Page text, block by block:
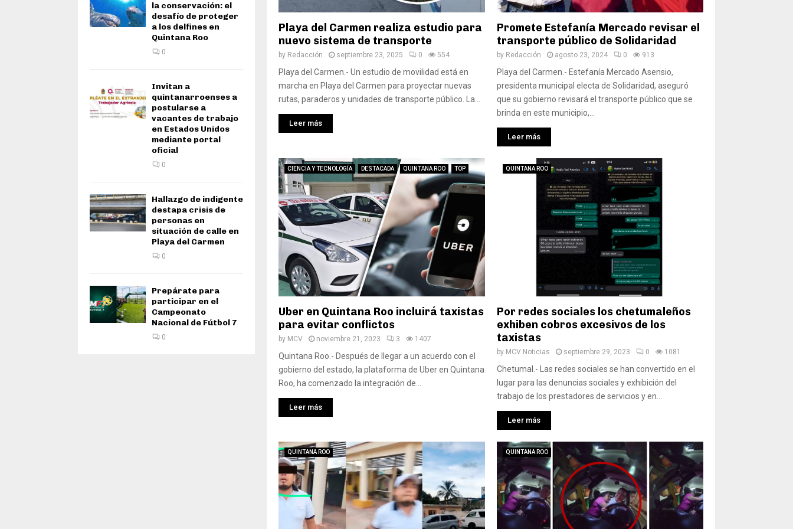
Playa del Carmen realiza estudio para
nuevo sistema de transporte
by Redacción septiembre 23, 2025 0 554
Playa del Carmen.- Un estudio de movilidad está en
marcha en Playa del Carmen para proyectar nuevas
rutas, paraderos y unidades de transporte público. La...
Leer más
Promete Estefanía Mercado revisar el
transporte público de Solidaridad
by Redacción agosto 23, 2024 0 913
Playa del Carmen.- Estefanía Mercado Asensio,
presidenta municipal electa de Solidaridad, aseguró
que su gobierno revisará el transporte público que se
brinda en este municipio,...
Leer más
CIENCIA Y TECNOLOGÍA DESTACADA QUINTANA ROO TOP
Uber en Quintana Roo incluirá taxistas
para evitar conflictos
by MCV noviembre 21, 2023 3 1407
Quintana Roo.- Después de llegar a un acuerdo con el
gobierno del estado, la plataforma de Uber en Quintana
Roo, ha comenzado la integración de...
Leer más
QUINTANA ROO
Por redes sociales los chetumaleños
exhiben cobros excesivos de los
taxistas
by MCV Noticias septiembre 29, 2023 0 1081
Chetumal.- Las redes sociales se han convertido en el
lugar para las denuncias sociales y exhibición del
trabajo de los prestadores de servicios y en...
Leer más
QUINTANA ROO QUINTANA ROO
la conservación: el
desafío de proteger
a los delfines en
Quintana Roo
0
Invitan a
quintanarroenses a
postularse a
vacantes de trabajo
en Estados Unidos
mediante portal
oficial
0
Hallazgo de indigente
destapa crisis de
personas en
situación de calle en
Playa del Carmen
0
Prepárate para
participar en el
Campeonato
Nacional de Fútbol 7
0